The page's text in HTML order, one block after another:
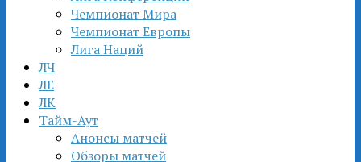
Чемпионат Мира
Чемпионат Европы
Лига Наций
ЛЧ
ЛЕ
ЛК
Тайм-Аут
Анонсы матчей
Обзоры матчей